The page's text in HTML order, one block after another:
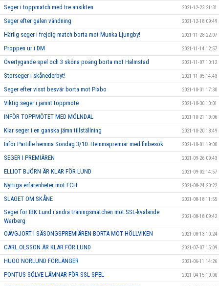
Seger i toppmatch med tre ansikten 2021-12-22 21:31
Seger efter galen vändning 2021-12-18 09:49
Härlig seger i frejdig match borta mot Munka Ljungby! 2021-11-28 22:07
Proppen ur i DM 2021-11-14 12:57
Övertygande spel och 3 sköna poäng borta mot Halmstad 2021-11-07 10:12
Storseger i skånederbyt! 2021-11-05 14:43
Seger efter visst besvär borta mot Pixbo 2021-10-31 17:30
Viktig seger i jämnt toppmöte 2021-10-30 10:01
INFÖR TOPPMÖTET MED MÖLNDAL 2021-10-21 19:06
Klar seger i en ganska jämn tillställning 2021-10-20 18:49
Inför Partille hemma Söndag 3/10: Hemmapremiär med finbesök 2021-10-01 19:00
SEGER I PREMIÄREN 2021-09-26 09:43
ELLIOT BJÖRN ÄR KLAR FÖR LUND 2021-09-02 14:57
Nyttiga erfarenheter mot FCH 2021-08-24 20:22
SLAGET OM SKÅNE 2021-08-18 11:55
Seger för IBK Lund i andra träningsmatchen mot SSL-kvalande
Warberg
2021-08-18 09:42
OAVGJORT I SÄSONGSPREMIÄREN BORTA MOT HÖLLVIKEN 2021-08-13 10:24
CARL OLSSON ÄR KLAR FÖR LUND 2021-07-07 15:09
HUGO NORLUND FÖRLÄNGER 2021-06-11 14:26
PONTUS SÖLVE LÄMNAR FÖR SSL-SPEL 2021-04-15 10:00